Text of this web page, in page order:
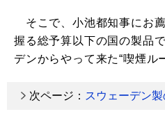
そこで、小池都知事にお
握る総予算以下の国の製品
デンからやって来た“喫煙ル
次ページ： スウェーデン